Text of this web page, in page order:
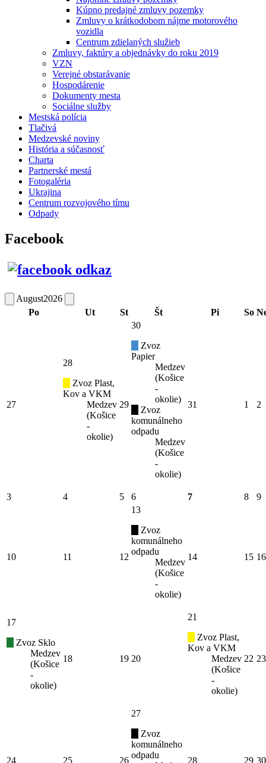
Kúpno predajné zmluvy pozemky
Zmluvy o krátkodobom nájme motorového
vozidla
Centrum zdielaných služieb
Zmluvy, faktúry a objednávky do roku 2019
VZN
Verejné obstarávanie
Hospodárenie
Dokumenty mesta
Sociálne služby
Mestská polícia
Tlačivá
Medzevské noviny
História a súčasnosť
Charta
Partnerské mestá
Fotogaléria
Ukrajina
Centrum rozvojového tímu
Odpady
Facebook
August2026
Po
Ut St Št Pi So
27
28
Zvoz Plast,
Kov a VKM
Medzev
(Košice
-
okolie)
29
30
Zvoz
Papier
Medzev
(Košice
-
okolie)
Zvoz
komunálneho
odpadu
Medzev
(Košice
-
okolie)
31 1 2
3 4 5 6 7 8 9
10 11 12
13
Zvoz
komunálneho
odpadu
Medzev
(Košice
-
okolie)
14 15 16
17
Zvoz Sklo
Medzev
(Košice
-
okolie)
18 19 20
21
Zvoz Plast,
Kov a VKM
Medzev
(Košice
-
okolie)
22 23
24 25 26
27
Zvoz
komunálneho
odpadu
28 29 30